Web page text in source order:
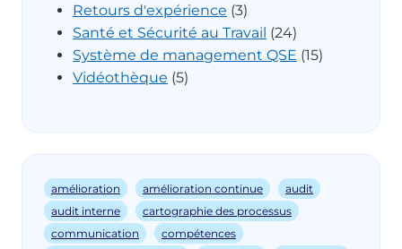
Retours d'expérience (3)
Santé et Sécurité au Travail (24)
Système de management QSE (15)
Vidéothèque (5)
amélioration amélioration continue
audit
audit interne
cartographie des processus
communication
compétences